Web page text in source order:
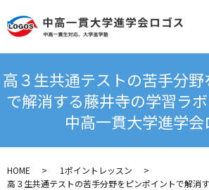
高３生共通テストの苦手分
で解消する藤井寺の学習ラ
中高一貫大学進学会
HOME
1ポイントレッスン
高３生共通テストの苦手分野をピンポイントで解消